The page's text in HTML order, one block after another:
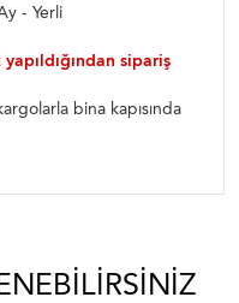
- Yerli
sipariş
bina kapısında